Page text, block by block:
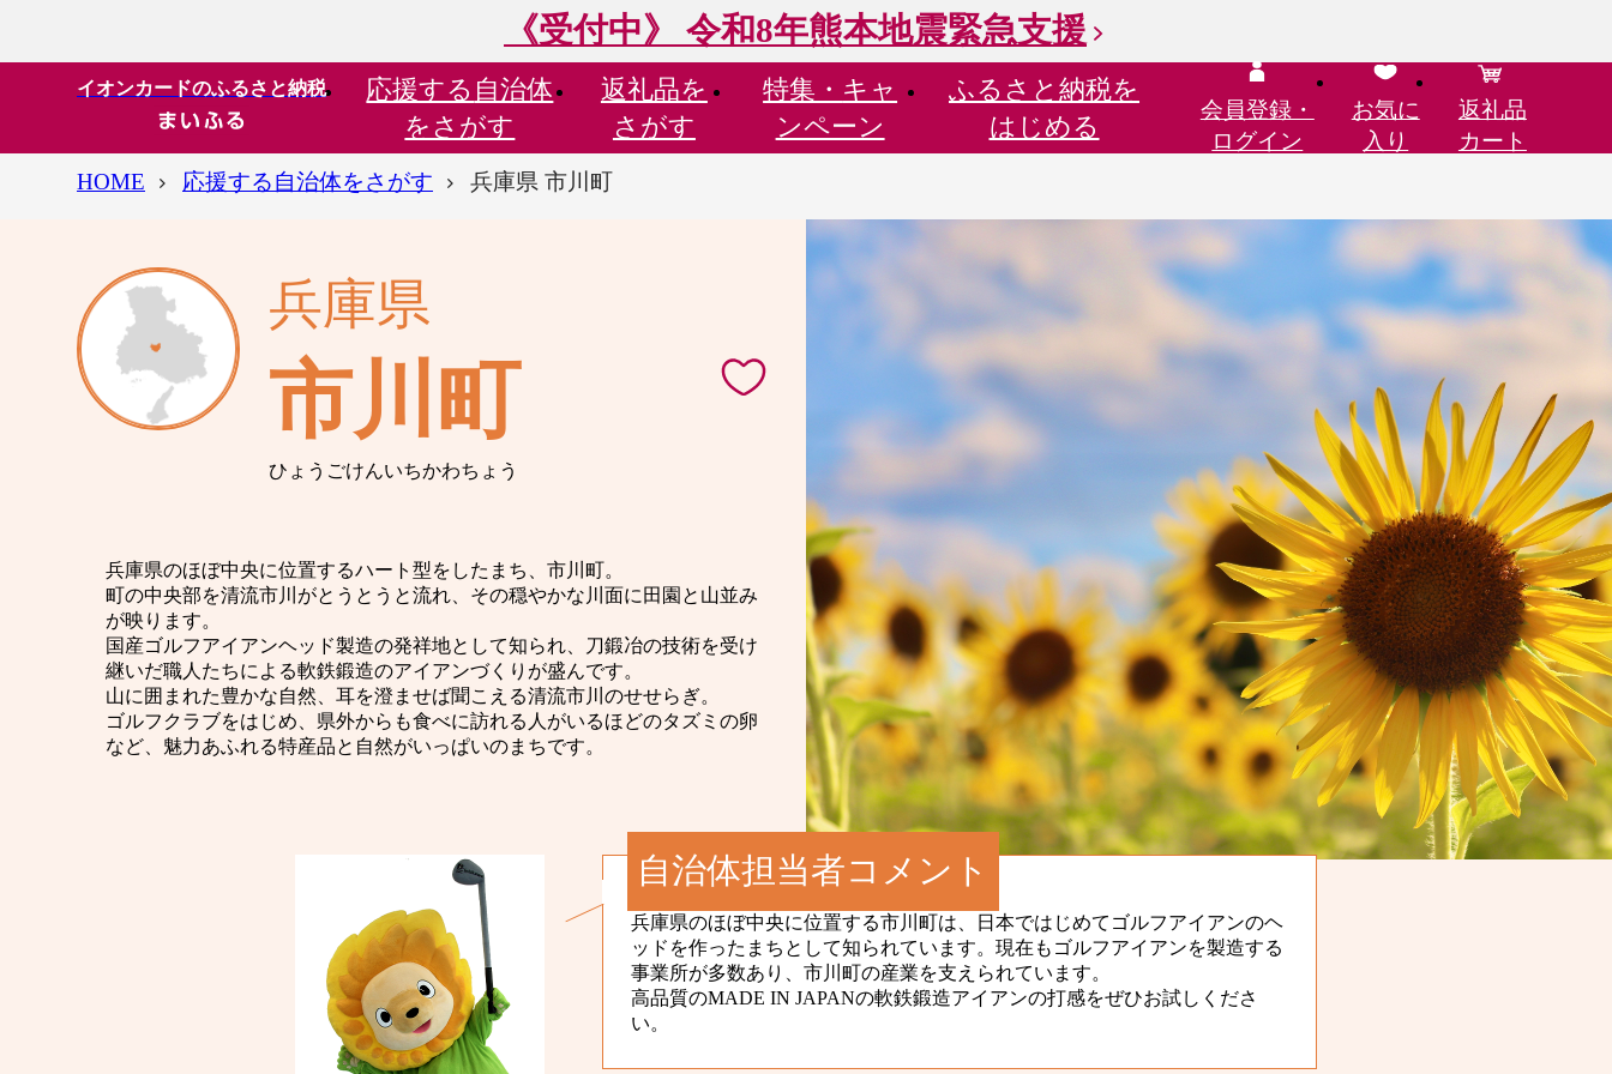
《受付中》 令和8年熊本地震緊急支援
イオンカードのふるさと納税 応援する 自治体
をさがす
返礼品を
さがす
特集・ キャ
ンペーン
ふるさと納税を
はじめる
会員登録・
ログイン
お気に
入り
返礼品
カート
HOME
応援する自治体をさがす 兵庫県 市川町
兵庫県
市川町
ひょうごけんいちかわちょう
兵庫県のほぼ中央に位置するハート型をしたまち、市川町。
町の中央部を清流市川がとうとうと流れ、その穏やかな川面に田園と山並み
が映ります。
国産ゴルフアイアンヘッド製造の発祥地として知られ、刀鍛冶の技術を受け
継いだ職人たちによる軟鉄鍛造のアイアンづくりが盛んです。
山に囲まれた豊かな自然、耳を澄ませば聞こえる清流市川のせせらぎ。
ゴルフクラブをはじめ、県外からも食べに訪れる人がいるほどのタズミの卵
など、魅力あふれる特産品と自然がいっぱいのまちです。
自治体担当者コメント
兵庫県のほぼ中央に位置する市川町は、日本ではじめてゴルフアイアンのヘ
ッドを作ったまちとして知られています。現在もゴルフアイアンを製造する
事業所が多数あり、市川町の産業を支えられています。
高品質のMADE IN JAPANの軟鉄鍛造アイアンの打感をぜひお試しくださ
い。